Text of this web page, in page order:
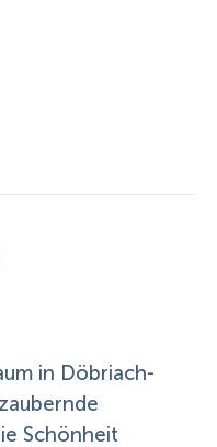
in Döbriach-
Schönheit